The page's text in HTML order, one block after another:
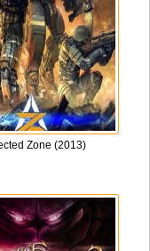
Zone (2013)